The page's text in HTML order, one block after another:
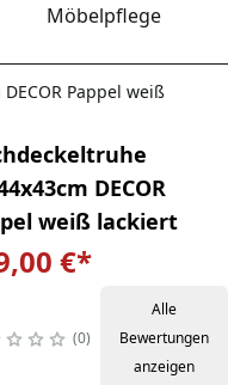
Möbelpflege
Pappel weiß
DECOR
weiß lackiert
€*
0
Alle
Bewertungen
anzeigen